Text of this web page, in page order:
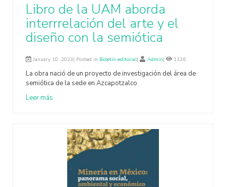
Libro de la UAM aborda
interrrelación del arte y el
diseño con la semiótica
January 10, 2023| Posted in Boletín editorial| Admin| 1136
La obra nació de un proyecto de investigación del área de
semiótica de la sede en Azcapotzalco
Leer más